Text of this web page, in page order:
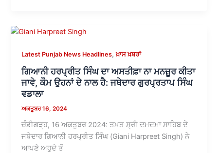
Latest Punjab News Headlines,ਖ਼ਾਸ ਖ਼ਬਰਾਂ
ਗਿਆਨੀ ਹਰਪ੍ਰੀਤ ਸਿੰਘ ਦਾ ਅਸਤੀਫ਼ਾ ਨਾ ਮਨਜ਼ੂਰ ਕੀਤਾ
ਜਾਵੇ, ਕੌਮ ਉਹਨਾਂ ਦੇ ਨਾਲ ਹੈ: ਜਥੇਦਾਰ ਗੁਰਪ੍ਰਤਾਪ ਸਿੰਘ
ਵਡਾਲਾ
ਅਕਤੂਬਰ 16, 2024
ਚੰਡੀਗੜ੍ਹ, 16 ਅਕਤੂਬਰ 2024: ਤਖ਼ਤ ਸ੍ਰੀ ਦਮਦਮਾ ਸਾਹਿਬ ਦੇ
ਜਥੇਦਾਰ ਗਿਆਨੀ ਹਰਪ੍ਰੀਤ ਸਿੰਘ (Giani Harpreet Singh) ਨੇ
ਆਪਣੇ ਅਹੁਦੇ ਤੋਂ